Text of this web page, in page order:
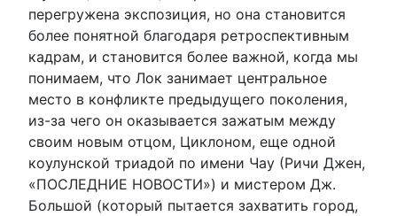
перегружена экспозиция, но она становится
более понятной благодаря ретроспективным
кадрам, и становится более важной, когда мы
понимаем, что Лок занимает центральное
место в конфликте предыдущего поколения,
из-за чего он оказывается зажатым между
своим новым отцом, Циклоном, еще одной
коулунской триадой по имени Чау (Ричи Джен,
«ПОСЛЕДНИЕ НОВОСТИ») и мистером Дж.
Большой (который пытается захватить город,